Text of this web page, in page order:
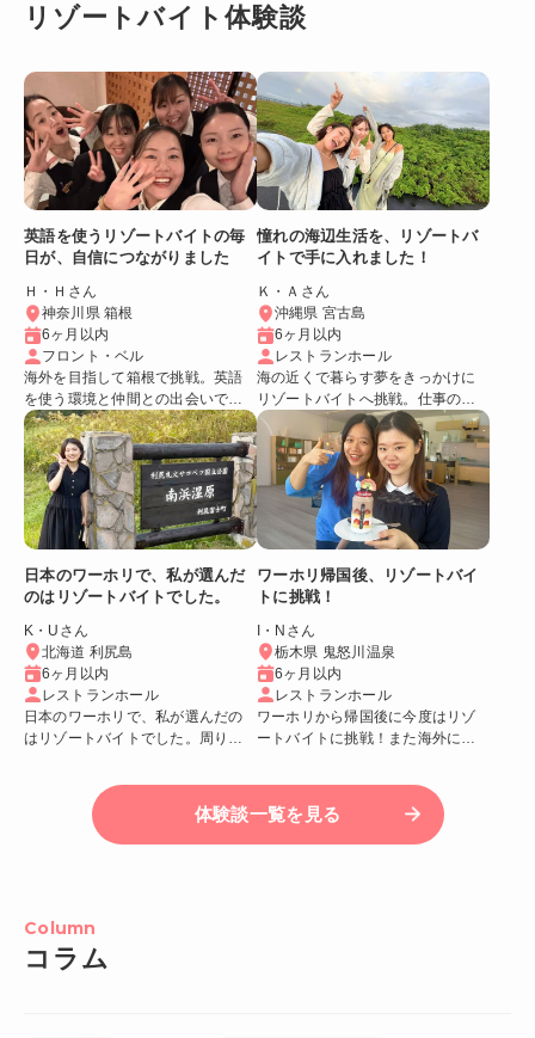
リゾートバイト体験談
英語を使うリゾートバイトの毎
日が、自信につながりました
Ｈ・Ｈさん
神奈川県 箱根
6ヶ月以内
フロント・ベル
海外を目指して箱根で挑戦。英語
を使う環境と仲間との出会いで、
自分の成長を実感できました！
憧れの海辺生活を、リゾートバ
イトで手に入れました！
Ｋ・Ａさん
沖縄県 宮古島
6ヶ月以内
レストランホール
海の近くで暮らす夢をきっかけに
リゾートバイトへ挑戦。仕事のや
りがいや忙しさ、仲間との出会い
が最高でした！
日本のワーホリで、私が選んだ
のはリゾートバイトでした。
K・Uさん
北海道 利尻島
6ヶ月以内
レストランホール
日本のワーホリで、私が選んだの
はリゾートバイトでした。周りの
仕事、住まい、出会いと3拍子揃っ
ていて私にピッタリでした！
ワーホリ帰国後、リゾートバイ
トに挑戦！
I・Nさん
栃木県 鬼怒川温泉
6ヶ月以内
レストランホール
ワーホリから帰国後に今度はリゾ
ートバイトに挑戦！また海外に行
ったので、ワーホリ後の私は楽し
く働けました！
体験談一覧を見る
Column
コラム